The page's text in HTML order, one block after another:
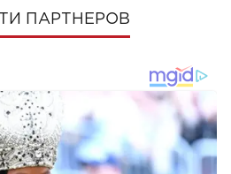
ПАРТНЕРОВ